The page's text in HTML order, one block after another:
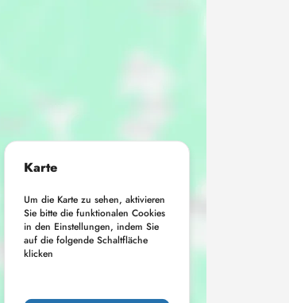
Karte
Um die Karte zu sehen, aktivieren
Sie bitte die funktionalen Cookies
in den Einstellungen, indem Sie
auf die folgende Schaltfläche
klicken